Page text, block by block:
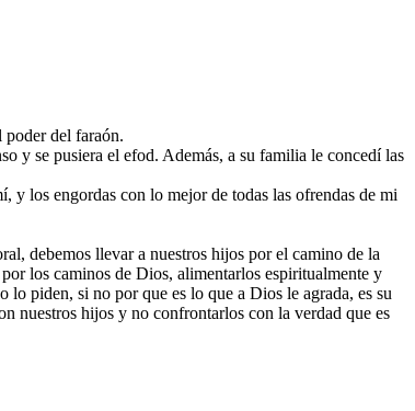
del faraón.
y se pusiera el efod. Además, a su familia le concedí las
y los engordas con lo mejor de todas las ofrendas de mi
debemos llevar a nuestros hijos por el camino de la
los caminos de Dios, alimentarlos espiritualmente y
lo piden, si no por que es lo que a Dios le agrada, es su
nuestros hijos y no confrontarlos con la verdad que es